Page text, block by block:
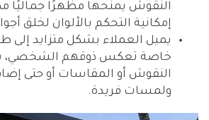
النقوش يمنحها مظهرًا جماليًا
إمكانية التحكم بالألوان لخلق
يميل العملاء بشكل متزايد إلى
خاصة تعكس ذوقهم الشخصي،
النقوش أو المقاسات أو حتى
ولمسات فريدة.